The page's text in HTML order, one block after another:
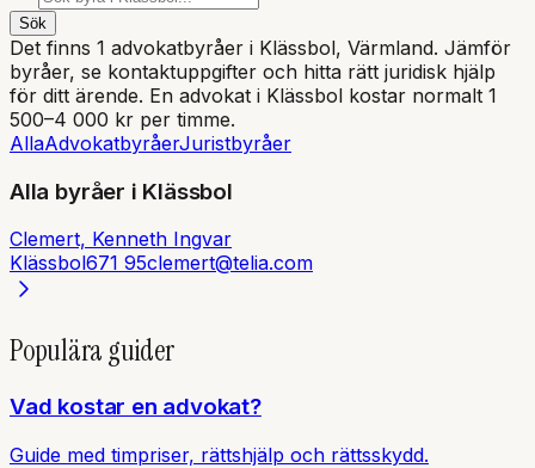
Sök
Det finns 1 advokatbyråer i Klässbol, Värmland. Jämför
byråer, se kontaktuppgifter och hitta rätt juridisk hjälp
för ditt ärende. En advokat i Klässbol kostar normalt 1
500–4 000 kr per timme.
AllaAdvokatbyråerJuristbyråer
Alla byråer i Klässbol
Clemert, Kenneth Ingvar
Klässbol671 95clemert@telia.com
Populära guider
Vad kostar en advokat?
Guide med timpriser, rättshjälp och rättsskydd.